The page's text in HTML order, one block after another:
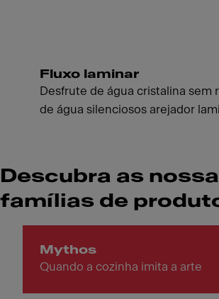
Fluxo laminar
Desfrute de água cristalina sem
de água silenciosos arejador
Descubra as
famílias de
Mythos
Quando a cozinha imita a arte